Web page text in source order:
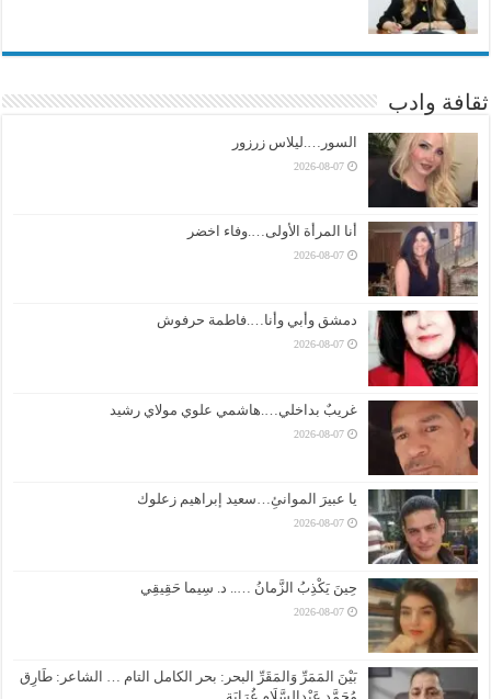
ثقافة وادب
السور….ليلاس زرزور
2026-08-07
أنا المرأة الأولى….وفاء اخضر
2026-08-07
دمشق وأبي وأنا….فاطمة حرفوش
2026-08-07
غريبٌ بداخلي….هاشمي علوي مولاي رشيد
2026-08-07
يا عبيرَ الموانئِ…سعيد إبراهيم زعلوك
2026-08-07
حِينَ يَكْذِبُ الزَّمانُ ….. د. سِيما حَقِيقِي
2026-08-07
بَيْنَ المَمَرِّ وَالمَقَرِّ البحر: بحر الكامل التام … الشاعر: طَارِق